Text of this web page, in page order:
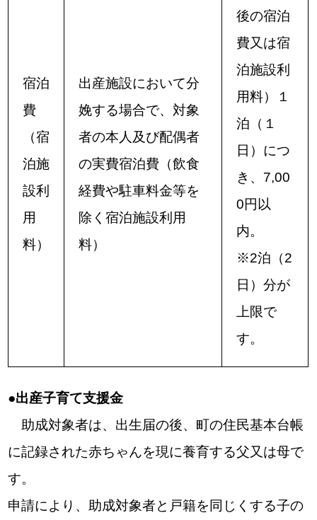
宿泊
費
（宿
泊施
設利
用
料）
出産施設において分
娩する場合で、対象
者の本人及び配偶者
の実費宿泊費（飲食
経費や駐車料金等を
除く宿泊施設利用
料）
後の宿泊
費又は宿
泊施設利
用料）１
泊（１
日）につ
き、7,00
0円以
内。
※2泊（2
日）分が
上限で
す。
●出産子育て支援金
助成対象者は、出生届の後、町の住民基本台帳
に記録された赤ちゃんを現に養育する父又は母で
す。
申請により、助成対象者と戸籍を同じくする子の